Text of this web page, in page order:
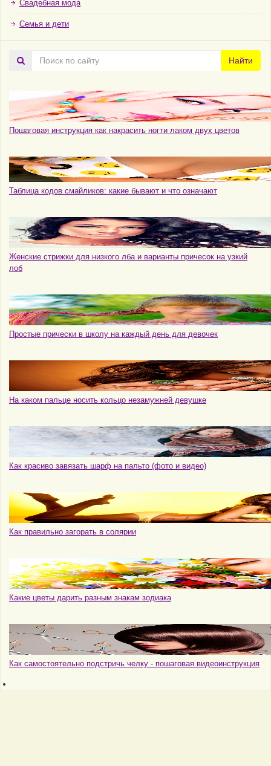
Свадебная мода
Семья и дети
Поиск
по
Найти
Пошаговая инструкция как накрасить ногти лаком двух цветов
Таблица кодов смайликов: какие бывают и что означают
Женские стрижки для низкого лба и варианты причесок на узкий
лоб
Простые прически в школу на каждый день для девочек
На каком пальце носить кольцо незамужней девушке
Как красиво завязать шарф на пальто (фото и видео)
Как правильно загорать в солярии
Какие цветы дарить разным знакам зодиака
Как самостоятельно подстричь челку - пошаговая видеоинструкция